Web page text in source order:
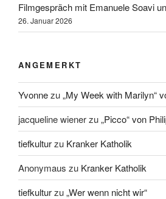
Filmgespräch mit Emanuele Soavi
26. Januar 2026
ANGEMERKT
Yvonnezu„My Week with Marilyn“
jacqueline wienerzu„Picco“ von
tiefkulturzu Kranker Katholik
Anonymaus zu Kranker Katholik
tiefkulturzu„Wer wenn nicht wir“